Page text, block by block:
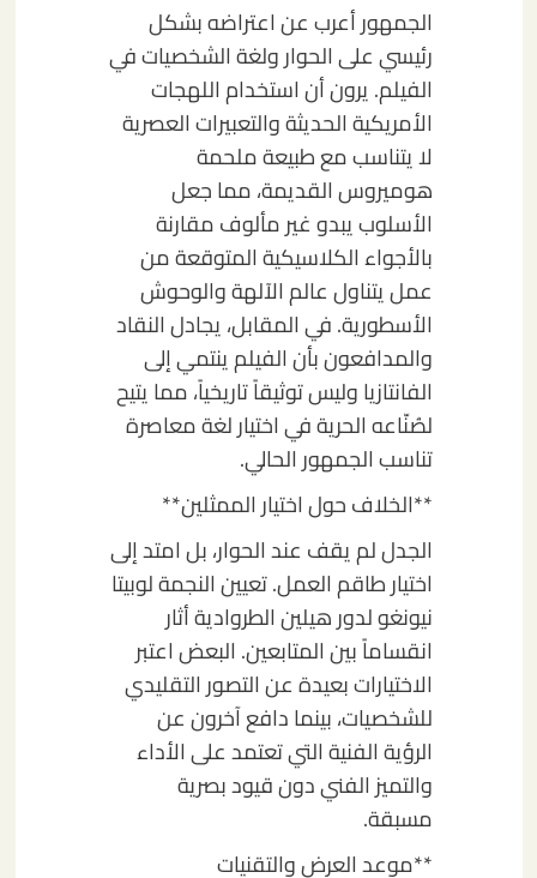
الجمهور أعرب عن اعتراضه بشكل
رئيسي على الحوار ولغة الشخصيات في
الفيلم. يرون أن استخدام اللهجات
الأمريكية الحديثة والتعبيرات العصرية
لا يتناسب مع طبيعة ملحمة
هوميروس القديمة، مما جعل
الأسلوب يبدو غير مألوف مقارنة
بالأجواء الكلاسيكية المتوقعة من
عمل يتناول عالم الآلهة والوحوش
الأسطورية. في المقابل، يجادل النقاد
والمدافعون بأن الفيلم ينتمي إلى
الفانتازيا وليس توثيقاً تاريخياً، مما يتيح
لصُنّاعه الحرية في اختيار لغة معاصرة
تناسب الجمهور الحالي.
**الخلاف حول اختيار الممثلين**
الجدل لم يقف عند الحوار، بل امتد إلى
اختيار طاقم العمل. تعيين النجمة لوبيتا
نيونغو لدور هيلين الطروادية أثار
انقساماً بين المتابعين. البعض اعتبر
الاختيارات بعيدة عن التصور التقليدي
للشخصيات، بينما دافع آخرون عن
الرؤية الفنية التي تعتمد على الأداء
والتميز الفني دون قيود بصرية
مسبقة.
**موعد العرض والتقنيات